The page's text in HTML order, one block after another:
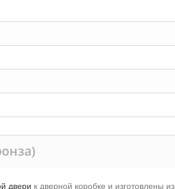
двери к дверной коробке и изготовлены из